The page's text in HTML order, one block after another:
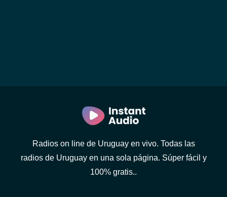
Radios on line de Uruguay en vivo. Todas las
radios de Uruguay en una sola página. Súper fácil y
100% gratis..